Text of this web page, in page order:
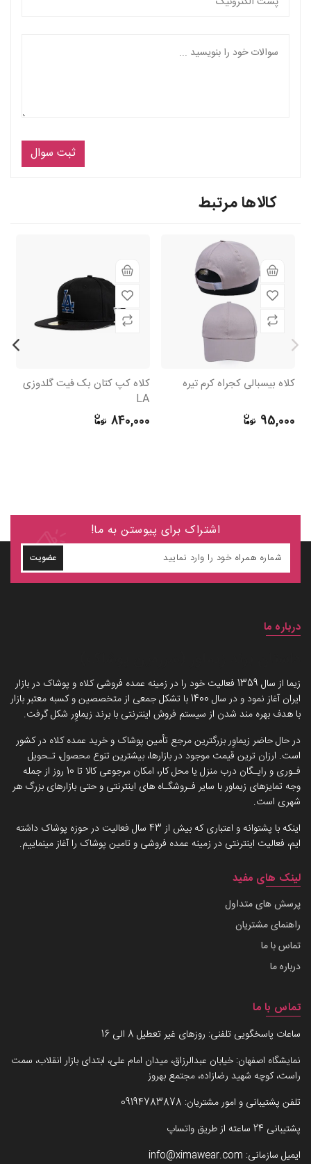
ثبت سوال
کالاها مرتبط
کلاه بیسبالی کجراه کرم تیره
95,000
کلاه کپ کتان بک فیت گلدوزی
LA
840,000
اشتراک برای پیوستن به ما!
عضویت
درباره ما
زیما از سال 1359 فعالیت خود را در زمینه عمده فروشی کلاه و پوشاک در بازار
ایران آغاز نمود و در سال 1400 با تشکل جمعی از متخصصین و کسبه معتبر بازار
با هدف بهره مند شدن از سیستم فروش اینترنتی با برند زیماوِر شکل گرفت.
در حال حاضر زیماوِر بزرگترین مرجع تأمین پوشاک و خرید عمده کلاه در کشور
است. ارزان ترین قیمت موجود در بازارها، بیشترین تنوع محصول، تـحویل
فـوری و رایـگان درب منزل یا محل کار، امکان مرجوعی کالا تا 10 روز از جمله
وجه تمایزهای زیماور با سایر فـروشگـاه های اینترنتی و حتی بازارهای بزرگ هر
شهری است.
اینکه با پشتوانه و اعتباری که بیش از 43 سال فعالیت در حوزه پوشاک داشته
ایم، فعالیت اینترنتی در زمینه عمده فروشی و تامین پوشاک را آغاز مینماییم.
لینک های مفید
پرسش های متداول
راهنمای مشتریان
تماس با ما
درباره ما
تماس با ما
ساعات پاسخگویی تلفنی: روزهای غیر تعطیل 8 الی 16
نمایشگاه اصفهان: خیابان عبدالرزاق، میدان امام علی، ابتدای بازار انقلاب، سمت
راست، کوچه شهید رضازاده، مجتمع بهروز
تلفن پشتیبانی و امور مشتریان: 09194783878
پشتیبانی 24 ساعته از طریق واتساپ
ایمیل سازمانی: info@ximawear.com